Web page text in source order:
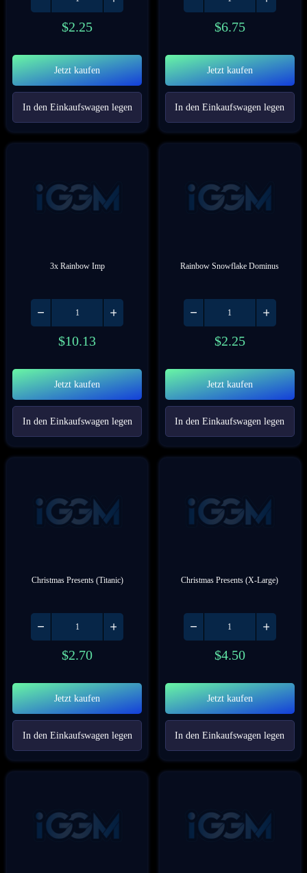
$2.25
Jetzt kaufen
In den Einkaufswagen legen
$6.75
Jetzt kaufen
In den Einkaufswagen legen
3x Rainbow Imp
$10.13
Jetzt kaufen
In den Einkaufswagen legen
Rainbow Snowflake Dominus
$2.25
Jetzt kaufen
In den Einkaufswagen legen
Christmas Presents (Titanic)
$2.70
Jetzt kaufen
In den Einkaufswagen legen
Christmas Presents (X-Large)
$4.50
Jetzt kaufen
In den Einkaufswagen legen